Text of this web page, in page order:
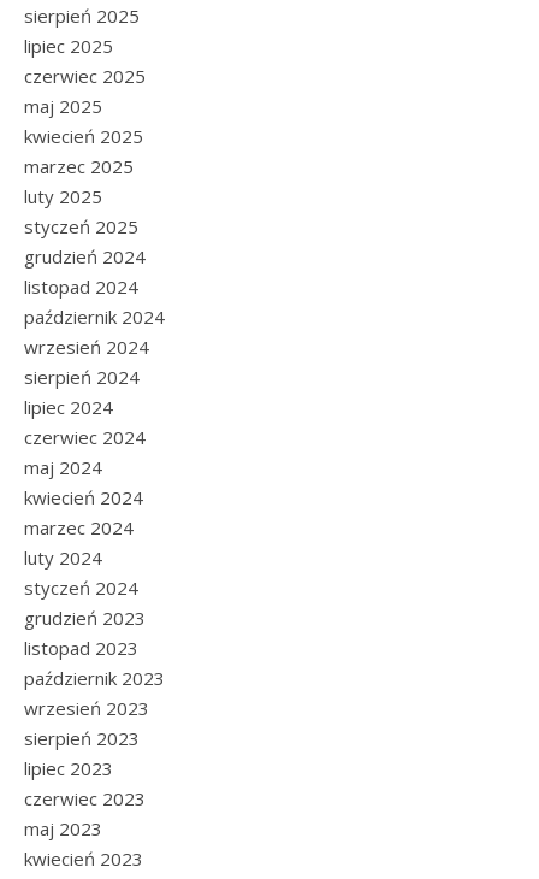
sierpień 2025
lipiec 2025
czerwiec 2025
maj 2025
kwiecień 2025
marzec 2025
luty 2025
styczeń 2025
grudzień 2024
listopad 2024
październik 2024
wrzesień 2024
sierpień 2024
lipiec 2024
czerwiec 2024
maj 2024
kwiecień 2024
marzec 2024
luty 2024
styczeń 2024
grudzień 2023
listopad 2023
październik 2023
wrzesień 2023
sierpień 2023
lipiec 2023
czerwiec 2023
maj 2023
kwiecień 2023